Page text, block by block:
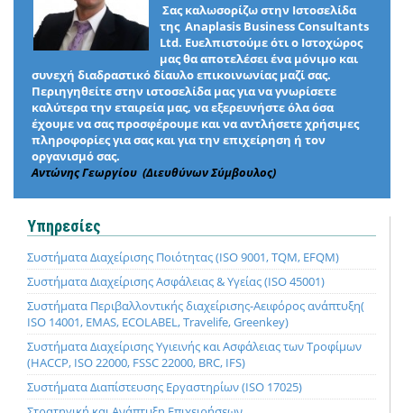
Σας καλωσορίζω στην Ιστοσελίδα
της Anaplasis Business Consultants
Ltd. Ευελπιστούμε ότι ο Ιστοχώρος
μας θα αποτελέσει ένα μόνιμο και
συνεχή διαδραστικό δίαυλο επικοινωνίας μαζί σας.
Περιηγηθείτε στην ιστοσελίδα μας για να γνωρίσετε
καλύτερα την εταιρεία μας, να εξερευνήστε όλα όσα
έχουμε να σας προσφέρουμε και να αντλήσετε χρήσιμες
πληροφορίες για σας και για την επιχείρηση ή τον
οργανισμό σας.
Αντώνης Γεωργίου (Διευθύνων Σύμβουλος)
Υπηρεσίες
Συστήματα Διαχείρισης Ποιότητας (ISO 9001, TQM, EFQM)
Συστήματα Διαχείρισης Ασφάλειας & Υγείας (ISO 45001)
Συστήματα Περιβαλλοντικής διαχείρισης-Αειφόρος ανάπτυξη(
ISO 14001, EMAS, ECOLABEL, Travelife, Greenkey)
Συστήματα Διαχείρισης Υγιεινής και Ασφάλειας των Τροφίμων
(HACCP, ISO 22000, FSSC 22000, BRC, IFS)
Συστήματα Διαπίστευσης Εργαστηρίων (ISO 17025)